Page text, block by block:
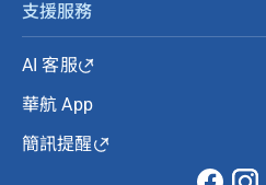
支援服務
AI 客服
華航 App
簡訊提醒